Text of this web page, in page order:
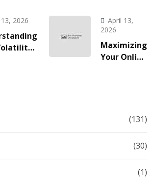
i
à une
odyssée
de gains
fulgurants
2026
April 13,
2026
Maximizing
Your Online
(131)
(30)
(1)